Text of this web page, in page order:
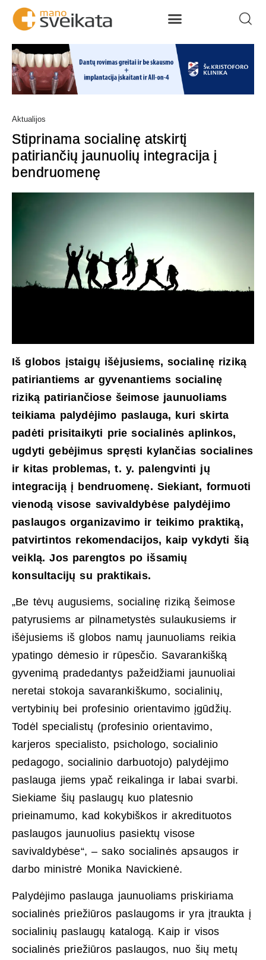
Aktualijos
Stiprinama socialinę atskirtį
patiriančių jaunuolių integracija į
bendruomenę
Iš globos įstaigų išėjusiems, socialinę riziką
patiriantiems ar gyvenantiems socialinę
riziką patiriančiose šeimose jaunuoliams
teikiama palydėjimo paslauga, kuri skirta
padėti prisitaikyti prie socialinės aplinkos,
ugdyti gebėjimus spręsti kylančias socialines
ir kitas problemas, t. y. palengvinti jų
integraciją į bendruomenę. Siekiant, formuoti
vienodą visose savivaldybėse palydėjimo
paslaugos organizavimo ir teikimo praktiką,
patvirtintos rekomendacijos, kaip vykdyti šią
veiklą. Jos parengtos po išsamių
konsultacijų su praktikais.
„Be tėvų augusiems, socialinę riziką šeimose
patyrusiems ar pilnametystės sulaukusiems ir
išėjusiems iš globos namų jaunuoliams reikia
ypatingo dėmesio ir rūpesčio. Savarankišką
gyvenimą pradedantys pažeidžiami jaunuoliai
neretai stokoja savarankiškumo, socialinių,
vertybinių bei profesinio orientavimo įgūdžių.
Todėl specialistų (profesinio orientavimo,
karjeros specialisto, psichologo, socialinio
pedagogo, socialinio darbuotojo) palydėjimo
paslauga jiems ypač reikalinga ir labai svarbi.
Siekiame šių paslaugų kuo platesnio
prieinamumo, kad kokybiškos ir akredituotos
paslaugos jaunuolius pasiektų visose
savivaldybėse“, – sako socialinės apsaugos ir
darbo ministrė Monika Navickienė.
Palydėjimo paslauga jaunuoliams priskiriama
socialinės priežiūros paslaugoms ir yra įtraukta į
socialinių paslaugų katalogą. Kaip ir visos
socialinės priežiūros paslaugos, nuo šių metų